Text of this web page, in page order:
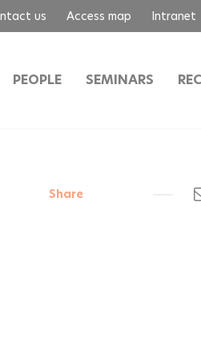
us Access map Intranet
PEOPLE
SEMINARS
Share